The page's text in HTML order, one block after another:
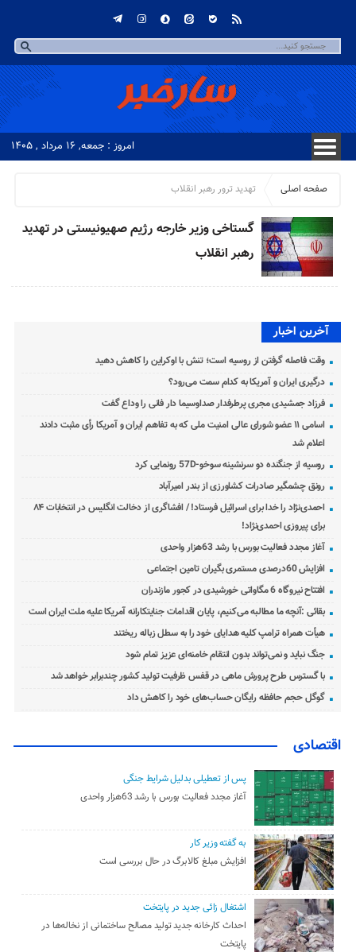
امروز : جمعه, ۱۶ مرداد , ۱۴۰۵
صفحه اصلی تهدید ترور رهبر انقلاب
گستاخی وزیر خارجه رژیم صهیونیستی در تهدید
رهبر انقلاب
آخرین اخبار
وقت فاصله گرفتن از روسیه است؛ تنش با اوکراین را کاهش دهید
درگیری ایران و آمریکا به کدام سمت می‌رود؟
فرزاد جمشیدی مجری پرطرفدار صداوسیما دار فانی را وداع گفت
اسامی ۱۱ عضو شورای عالی امنیت ملی که به تفاهم ایران و آمریکا رأی مثبت دادند
اعلام شد
روسیه از جنگنده دو سرنشینه سوخو-57D رونمایی کرد
رونق چشمگیر صادرات کشاورزی از بندر امیرآباد
احمدی‌نژاد را خدا برای اسرائیل فرستاد! / افشاگری از دخالت انگلیس در انتخابات ۸۴
برای پیروزی احمدی‌نژاد!
آغاز مجدد فعالیت بورس با رشد 63هزار واحدی
افزایش 60درصدی مستمری بگیران تامین اجتماعی
افتتاح نیروگاه 6 مگاواتی خورشیدی در کجور مازندران
بقائی :آنچه ما مطالبه می‌کنیم، پایان اقدامات جنایتکارانه آمریکا علیه ملت ایران است
هیأت همراه ترامپ کلیه هدایای خود را به سطل زباله ریختند
جنگ نباید و نمی‌تواند بدون انتقام خامنه‌ای عزیز تمام شود
با گسترس طرح پرورش ماهی در قفس ظرفیت تولید کشور چندبرابر خواهد شد
گوگل حجم حافظه رایگان حساب‌های خود را کاهش داد
اقتصادی
پس از تعطیلی بدلیل شرایط جنگی
آغاز مجدد فعالیت بورس با رشد 63هزار واحدی
به گفته وزیر کار
افزایش مبلغ کالابرگ در حال بررسی است
اشتغال زائی جدید در پایتخت
احداث کارخانه جدید تولید مصالح ساختمانی از نخاله‌ها در
پایتخت